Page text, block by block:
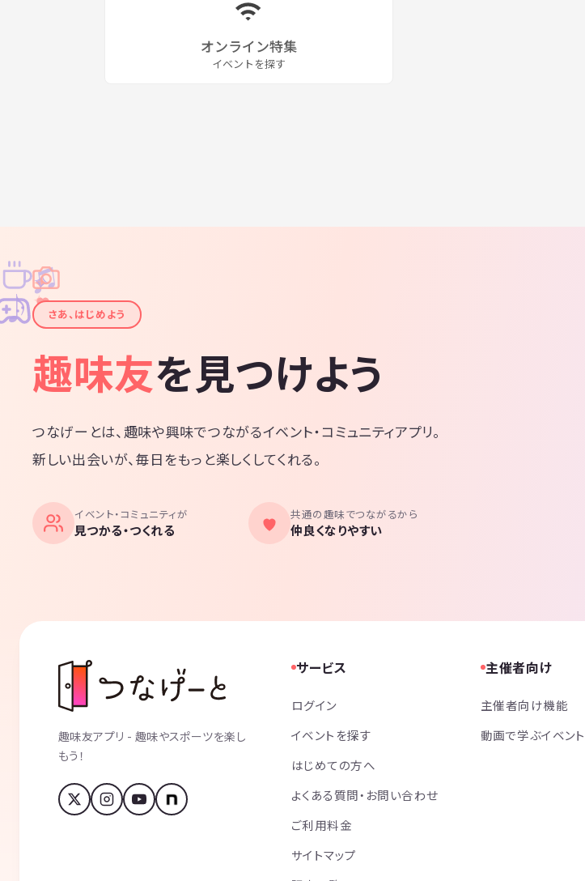
オンライン特集
イベントを探す
✦
✦
✧
✧
♪
♫
さあ、はじめよう
趣味友を見つけよう
つなげーとは、趣味や興味でつながるイベント・コミュニティアプリ。
新しい出会いが、毎日をもっと楽しくしてくれる。
イベント・コミュニティが
見つかる・つくれる
共通の趣味でつながるから
仲良くなりやすい
趣味友アプリ - 趣味やスポーツを楽し
もう！
サービス
ログイン
イベントを探す
はじめての方へ
よくある質問・お問い合わせ
ご利用料金
サイトマップ
主催者向け
主催者向け機能
動画で学ぶイベン